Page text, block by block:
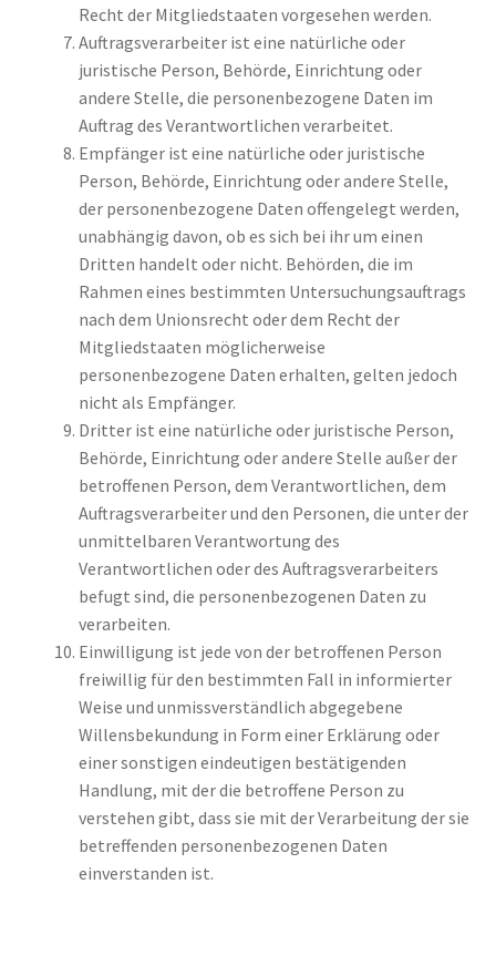
Recht der Mitgliedstaaten vorgesehen werden.
Auftragsverarbeiter ist eine natürliche oder
juristische Person, Behörde, Einrichtung oder
andere Stelle, die personenbezogene Daten im
Auftrag des Verantwortlichen verarbeitet.
Empfänger ist eine natürliche oder juristische
Person, Behörde, Einrichtung oder andere Stelle,
der personenbezogene Daten offengelegt werden,
unabhängig davon, ob es sich bei ihr um einen
Dritten handelt oder nicht. Behörden, die im
Rahmen eines bestimmten Untersuchungsauftrags
nach dem Unionsrecht oder dem Recht der
Mitgliedstaaten möglicherweise
personenbezogene Daten erhalten, gelten jedoch
nicht als Empfänger.
Dritter ist eine natürliche oder juristische Person,
Behörde, Einrichtung oder andere Stelle außer der
betroffenen Person, dem Verantwortlichen, dem
Auftragsverarbeiter und den Personen, die unter der
unmittelbaren Verantwortung des
Verantwortlichen oder des Auftragsverarbeiters
befugt sind, die personenbezogenen Daten zu
verarbeiten.
Einwilligung ist jede von der betroffenen Person
freiwillig für den bestimmten Fall in informierter
Weise und unmissverständlich abgegebene
Willensbekundung in Form einer Erklärung oder
einer sonstigen eindeutigen bestätigenden
Handlung, mit der die betroffene Person zu
verstehen gibt, dass sie mit der Verarbeitung der sie
betreffenden personenbezogenen Daten
einverstanden ist.